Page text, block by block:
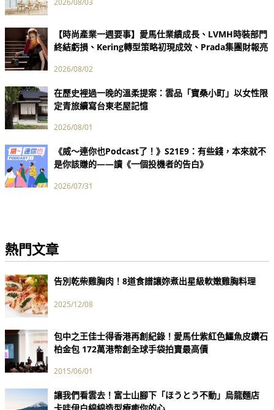
【時尚產業一週要事】愛馬仕業績成長、LVMH時裝部門
終結虧損、Kering轉型策略初現成效、Prada集團財報亮
2026/08/02
在歷史裡過一晚的溫柔提案：雲品「寶桑小町」以女性限
定青旅續寫台東老屋記憶
2026/08/01
《威～連你也Podcast了！》S21E9：有些錢，本來就不
是你該賺的——讀《一個投機者的告白》
2026/07/31
熱門文章
告別乾柴雞胸肉！8道食譜讓妳煮出星級軟嫩雞胸料理
2025/12/08
包中之王佳士得香港再創紀錄！愛馬仕紫紅色鱷魚皮鑽石
柏金包 172萬港幣創全球手袋拍賣最高價
2015/06/01
讓我們看雲去！富士山腳下「ほうとう不動」烏龍麵店